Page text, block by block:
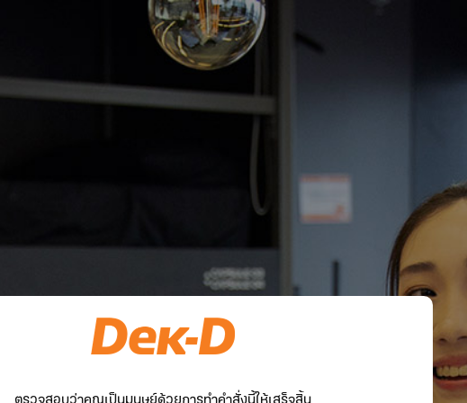
ตรวจสอบว่าคุณเป็นมนุษย์ด้วยการทำคำสั่งนี้ให้เสร็จสิ้น